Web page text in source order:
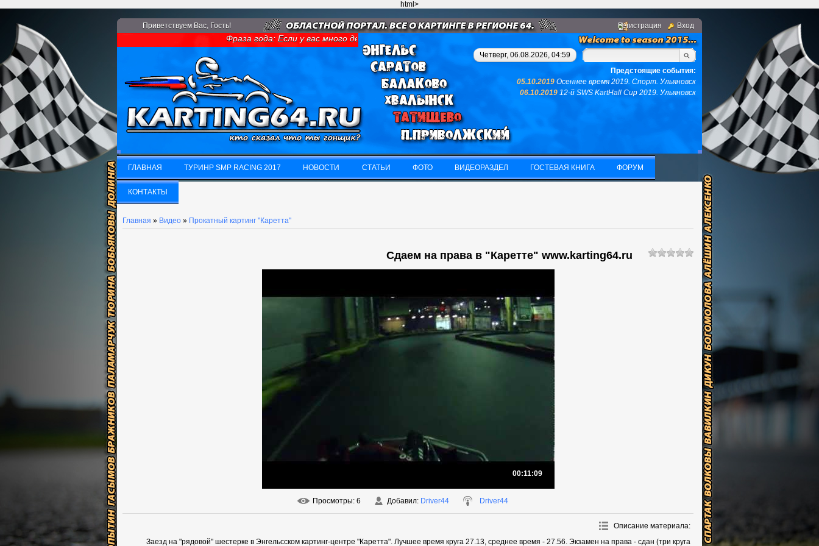
html>
Приветствуем Вас, Гость! Регистрация Вход
Фраза года: Если у вас много денег и свободного времени - займитесь картингом, у вас не останется ни того ни другого...(с)интернет.
Четверг, 06.08.2026, 04:59
Предстоящие события:
05.10.2019 Осеннее время 2019. Спорт. Ульяновск
06.10.2019 12-й SWS KartHall Cup 2019. Ульяновск
ГЛАВНАЯ
ГЛАВНАЯ
ТУРИНР SMP RACING 2017 НОВОСТИ СТАТЬИ ФОТО ВИДЕОРАЗДЕЛ ГОСТЕВАЯ КНИГА ФОРУМ
КОНТАКТЫ
КОНТАКТЫ
Главная » Видео » Прокатный картинг "Каретта"
Сдаем на права в "Каретте" www.karting64.ru
00:11:09
Просмотры: 6 Добавил: Driver44 Driver44
Описание материала:
Заезд на "рядовой" шестерке в Энгельсском картинг-центре "Каретта". Лучшее время круга 27.13, среднее время - 27.56. Экзамен на права - сдан (три круга